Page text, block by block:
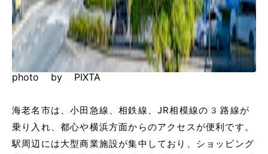
photo by PIXTA
海老名市は、小田急線、相鉄線、JR相模線の3路線が
乗り入れ、都心や横浜方面からのアクセスが便利です。
駅周辺には大型商業施設が集中しており、ショッピング